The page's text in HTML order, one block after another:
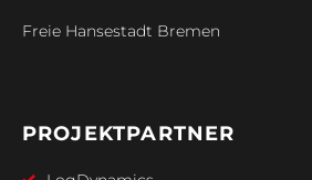
Freie Hansestadt Bremen
PROJEKTPARTNER